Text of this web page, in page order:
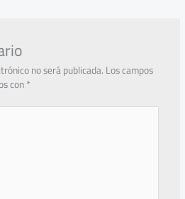
no será publicada.Los campos
con*